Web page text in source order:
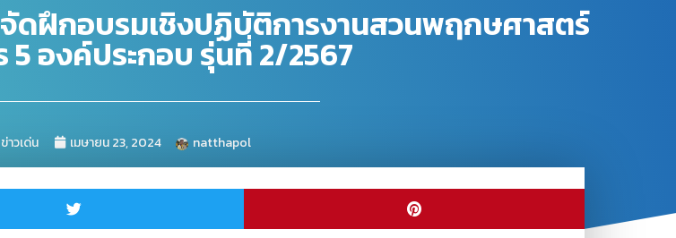
ดฝึกอบรมเชิงปฏิบัติการงานสวนพฤกษศาสตร์
5 องค์ประกอบ รุ่นที่ 2/2567
ข่าวเด่น เมษายน 23, 2024 natthapol